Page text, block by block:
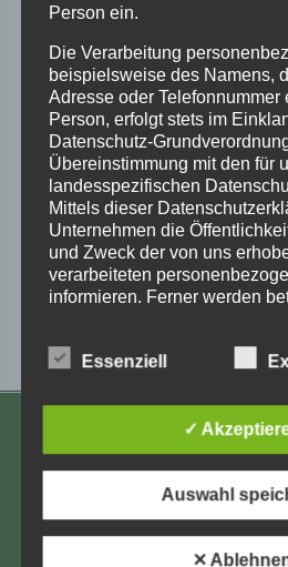
Zum Kalender hinzufügen
Veranstaltung-
Navigation
«Technische Hilfe
für Webseite und
Forum mit Jan
Aufarbeitung und
Kinderverschickung e.V.
Person ein.
Die Verarbeitung
beispielsweise des Namens,
Adresse oder Telefonnummer
Person, erfolgt stets im
Datenschutz-
Übereinstimmung mit den für
landesspezifischen
Mittels dieser
Unternehmen die
und Zweck der von uns
verarbeiteten
informieren. Ferner werden
zahlreiche technische und
Maßnahmen umgesetzt, um
verarbeiteten
sicherzustellen. Dennoch
Sicherheitslücken aufweisen,
Schutz nicht gewährleistet
Essenziell
✓
Auswahl
✕